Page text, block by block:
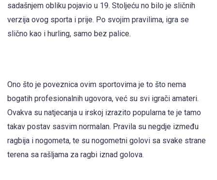
sadašnjem obliku pojavio u 19. Stoljeću no bilo je sličnih
verzija ovog sporta i prije. Po svojim pravilima, igra se
slično kao i hurling, samo bez palice.
Ono što je poveznica ovim sportovima je to što nema
bogatih profesionalnih ugovora, već su svi igrači amateri.
Ovakva su natjecanja u irskoj izrazito popularna te je tamo
takav postav sasvim normalan. Pravila su negdje između
ragbija i nogometa, te su nogometni golovi sa svake strane
terena sa rašljama za ragbi iznad golova.